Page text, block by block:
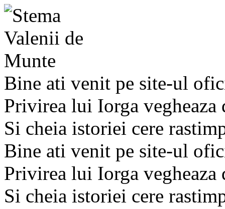
Bine ati venit pe site-ul
Privirea lui Iorga
Si cheia istoriei cere
Bine ati venit pe site-ul
Privirea lui Iorga
Si cheia istoriei cere